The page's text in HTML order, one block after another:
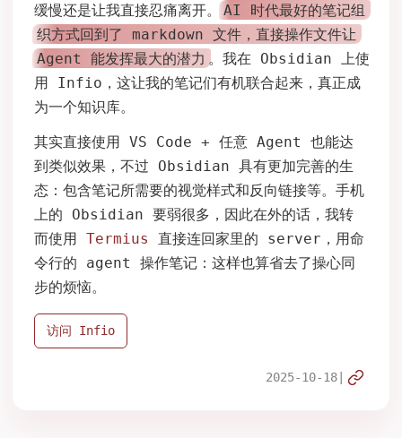
缓慢还是让我直接忍痛离开。 AI 时代最好的笔记组
织方式回到了 markdown 文件，直接操作文件让
Agent 能发挥最大的潜力 。我在 Obsidian 上使
用 Infio，这让我的笔记们有机联合起来，真正成
为一个知识库。
其实直接使用 VS Code + 任意 Agent 也能达
到类似效果，不过 Obsidian 具有更加完善的生
态：包含笔记所需要的视觉样式和反向链接等。手机
上的 Obsidian 要弱很多，因此在外的话，我转
而使用Termius
直接连回家里的 server，用命
令行的 agent 操作笔记：这样也算省去了操心同
步的烦恼。
访问 Infio
2025-10-18| 复制链